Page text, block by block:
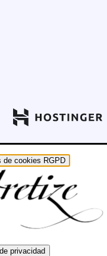
de cookies RGPD
privacidad